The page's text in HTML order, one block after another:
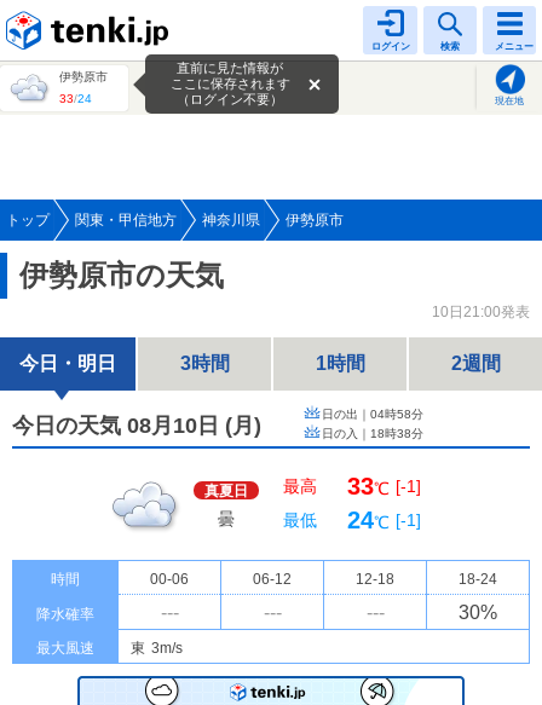
ログイン 検索 メニュー
伊勢原市
33/24 現在地
直前に見た情報が
ここに保存されます
（ログイン不要）
トップ 関東・甲信地方 神奈川県 伊勢原市
伊勢原市の天気
10日21:00発表
今日・明日 3時間 1時間 2週間
今日の天気 08月10日 (月 ) 日の出｜ 04時58分
日の入｜ 18時38分
真夏日
曇
最高 33℃ [-1]
最低
24℃ [-1]
時間 00-06 06-12 12-18 18-24
降水確率 --- --- --- 30%
最大風速 東 3m/s